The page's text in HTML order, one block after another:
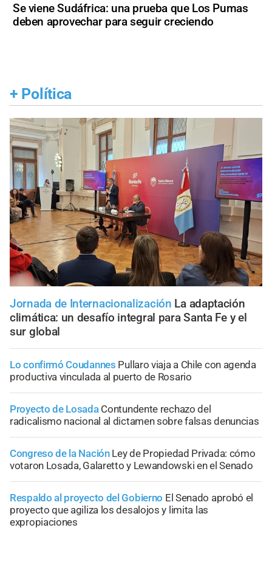
Se viene Sudáfrica: una prueba que Los Pumas
deben aprovechar para seguir creciendo
+ Política
Jornada de Internacionalización La adaptación
climática: un desafío integral para Santa Fe y el
sur global
Lo confirmó Coudannes Pullaro viaja a Chile con agenda
productiva vinculada al puerto de Rosario
Proyecto de Losada Contundente rechazo del
radicalismo nacional al dictamen sobre falsas denuncias
Congreso de la Nación Ley de Propiedad Privada: cómo
votaron Losada, Galaretto y Lewandowski en el Senado
Respaldo al proyecto del Gobierno El Senado aprobó el
proyecto que agiliza los desalojos y limita las
expropiaciones